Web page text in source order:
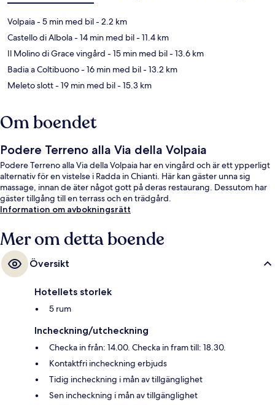
Volpaia- 5 min med bil- 2.2 km
Castello di Albola- 14 min med bil- 11.4 km
Il Molino di Grace vingård - 15 min med bil- 13.6 km
Badia a Coltibuono- 16 min med bil- 13.2 km
Meleto slott- 19 min med bil- 15.3 km
Om boendet
Podere Terreno alla Via della Volpaia
Podere Terreno alla Via della Volpaia har en vingård och är ett ypperligt
alternativ för en vistelse i Radda in Chianti. Här kan gäster unna sig
massage, innan de äter något gott på deras restaurang. Dessutom har
gäster tillgång till en terrass och en trädgård.
Information om avbokningsrätt
Mer om detta boende
Översikt
Hotellets storlek
5 rum
Incheckning/utcheckning
Checka in från: 14.00. Checka in fram till: 18.30.
Kontaktfri incheckning erbjuds
Tidig incheckning i mån av tillgänglighet
Sen incheckning i mån av tillgänglighet